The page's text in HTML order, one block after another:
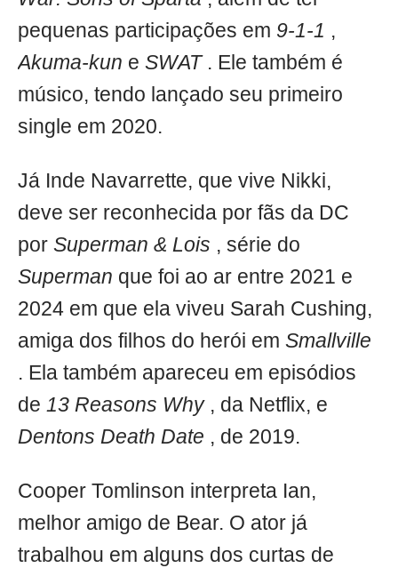
pequenas participações em 9-1-1 ,
Akuma-kun e SWAT . Ele também é
músico, tendo lançado seu primeiro
single em 2020.
Já Inde Navarrette, que vive Nikki,
deve ser reconhecida por fãs da DC
por Superman & Lois , série do
Superman que foi ao ar entre 2021 e
2024 em que ela viveu Sarah Cushing,
amiga dos filhos do herói em Smallville
. Ela também apareceu em episódios
de 13 Reasons Why , da Netflix, e
Dentons Death Date , de 2019.
Cooper Tomlinson interpreta Ian,
melhor amigo de Bear. O ator já
trabalhou em alguns dos curtas de